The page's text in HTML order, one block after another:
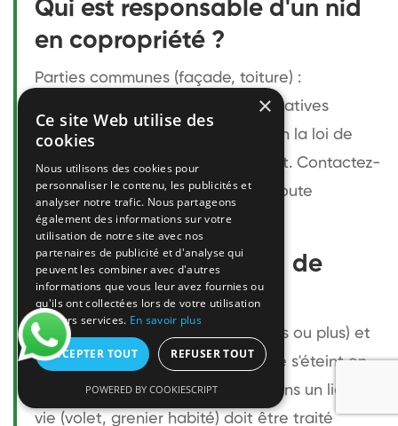
Qui est responsable d'un nid
en copropriété ?
Parties communes (façade, toiture) :
propriétaire ou syndic. Parties privatives
(balcon, intérieur) : locataire. Selon la loi de
1989, le logement doit être décent. Contactez-
nous pour une évaluation avant toute
démarche.
Peut-on laisser un nid de
frelon en place ?
Oui si le nid est éloigné (20 mètres ou plus) et
sans risque de contact. La colonie s'éteint en
novembre. En revanche, un nid dans un lieu de
vie (volet, grenier habité) doit être traité
×
Ce site Web utilise des
cookies
Nous utilisons des cookies pour
personnaliser le contenu, les publicités et
analyser notre trafic. Nous partageons
également des informations sur votre
utilisation de notre site avec nos
partenaires de publicité et d'analyse qui
peuvent les combiner avec d'autres
informations que vous leur avez fournies ou
qu'ils ont collectées lors de votre utilisation
de leurs services. En savoir plus
ACCEPTER TOUT REFUSER TOUT
POWERED BY COOKIESCRIPT